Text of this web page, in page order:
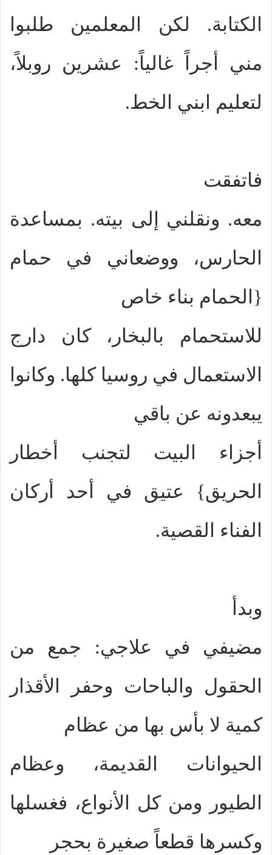
الكتابة. لكن المعلمين طلبوا
مني أجراً غالياً: عشرين روبلاً،
لتعليم ابني الخط.
فاتفقت
معه. ونقلني إلى بيته. بمساعدة
الحارس، ووضعاني في حمام
{الحمام بناء خاص
للاستحمام بالبخار، كان دارج
الاستعمال في روسيا كلها. وكانوا
يبعدونه عن باقي
أجزاء البيت لتجنب أخطار
الحريق} عتيق في أحد أركان
الفناء القصية.
وبدأ
مضيفي في علاجي: جمع من
الحقول والباحات وحفر الأقذار
كمية لا بأس بها من عظام
الحيوانات القديمة، وعظام
الطيور ومن كل الأنواع، فغسلها
وكسرها قطعاً صغيرة بحجر